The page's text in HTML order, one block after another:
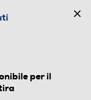
per il